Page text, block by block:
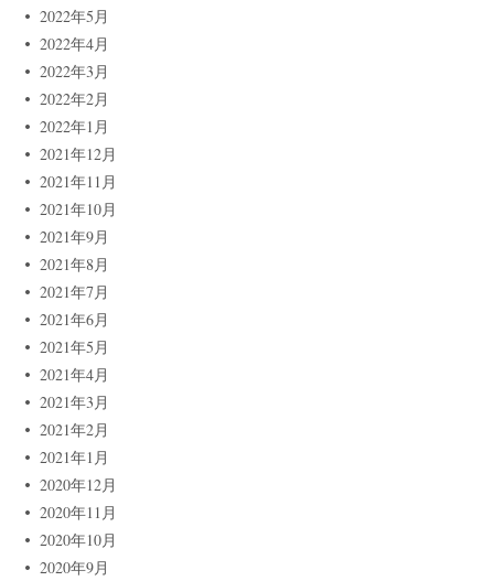
2022年5月
2022年4月
2022年3月
2022年2月
2022年1月
2021年12月
2021年11月
2021年10月
2021年9月
2021年8月
2021年7月
2021年6月
2021年5月
2021年4月
2021年3月
2021年2月
2021年1月
2020年12月
2020年11月
2020年10月
2020年9月